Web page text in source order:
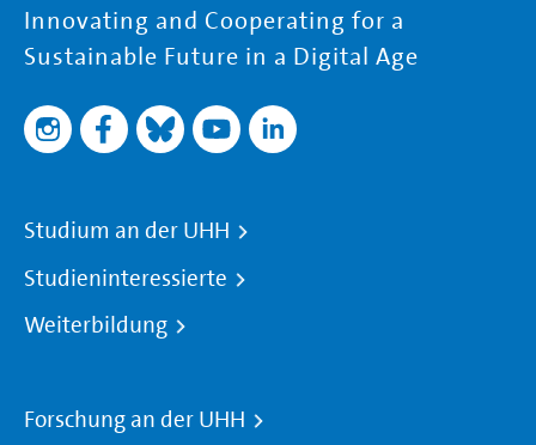
Innovating and Cooperating for a
Sustainable Future in a Digital Age
Studium an der UHH
Studieninteressierte
Weiterbildung
Forschung an der UHH